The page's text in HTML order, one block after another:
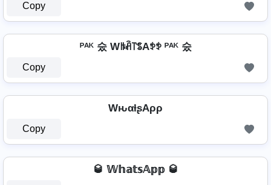
Copy
ᴾᴬᴷ 숬 Wꑛꋫ꓅ꌚAꉣꉣ ᴾᴬᴷ 숬
Copy
WԋαƚʂAρρ
Copy
🥃 𝕎𝕙𝕒𝕥𝕤𝔸𝕡𝕡 🥃